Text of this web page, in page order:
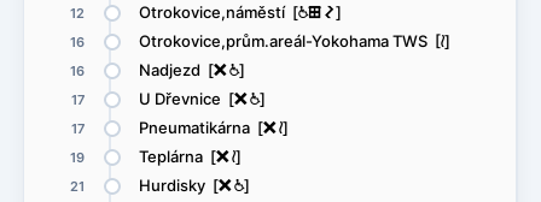
12 Otrokovice,náměstí [@æó]
16 Otrokovice,prům.areál-Yokohama TWS [<]
16 Nadjezd [ë@]
17 U Dřevnice [ë@]
17 Pneumatikárna [ë<]
19 Teplárna [ë<]
21 Hurdisky [ë@]